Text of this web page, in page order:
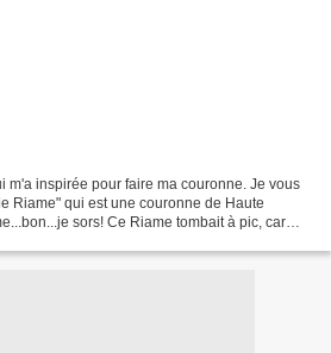
m'a inspirée pour faire ma couronne. Je vous
Riame" qui est une couronne de Haute
sors! Ce Riame tombait à pic, car